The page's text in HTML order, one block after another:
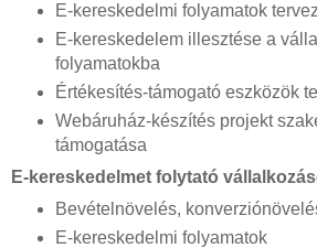
E-kereskedelmi folyamatok
E-kereskedelem illesztése a
folyamatokba
Értékesítés-támogató eszközök
Webáruház-készítés projekt
támogatása
E-kereskedelmet folytató
Bevételnövelés,
E-kereskedelmi folyamatok